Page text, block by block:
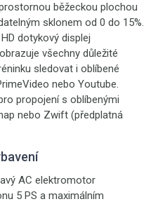
běžeckou plochou
sklonem od 0 do 15%.
dotykový displej
všechny důležité
sledovat i oblíbené
nebo Youtube.
propojení s oblíbenými
nebo Zwift (předplatná
AC elektromotor
5 PS a maximálním